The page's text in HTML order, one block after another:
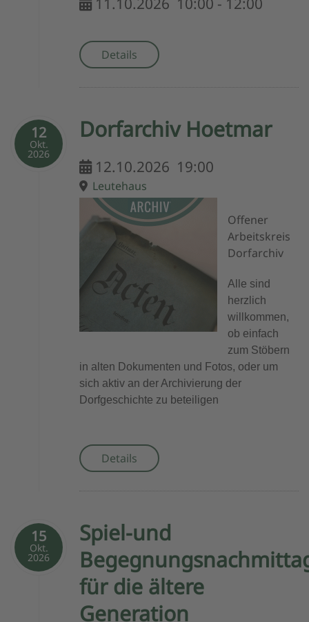
Details
12
Okt.
2026
Dorfarchiv Hoetmar
12.10.2026 19:00
Leutehaus
Offener
Arbeitskreis
Dorfarchiv
Alle sind
herzlich
willkommen,
ob einfach
zum Stöbern
in alten Dokumenten und Fotos, oder um
sich aktiv an der Archivierung der
Dorfgeschichte zu beteiligen
Details
15
Okt.
2026
Spiel-und
für die ältere
Generation